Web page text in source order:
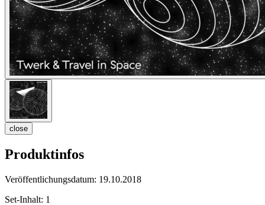
close
Produktinfos
Veröffentlichungsdatum: 19.10.2018
Set-Inhalt: 1